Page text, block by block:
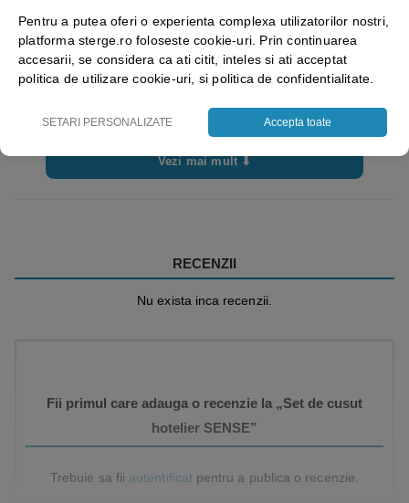
Vezi mai mult ⬇
RECENZII
Nu exista inca recenzii.
Fii primul care adauga o recenzie la „Set de cusut
hotelier SENSE”
Trebuie sa fii autentificatpentru a publica o recenzie.
Pentru a putea oferi o experienta complexa utilizatorilor nostri,
platforma sterge.ro foloseste cookie-uri. Prin continuarea
accesarii, se considera ca ati citit, inteles si ati acceptat
politica de utilizare cookie-uri, si politica de confidentialitate.
SETARI PERSONALIZATE Accepta toate